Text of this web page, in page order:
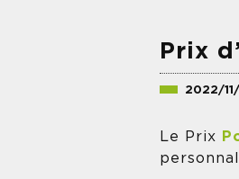
Prix
2022/11/
Le Prix